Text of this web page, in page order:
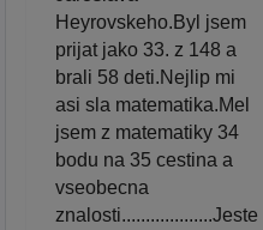
Heyrovskeho.Byl jsem
prijat jako 33. z 148 a
brali 58 deti.Nejlip mi
asi sla matematika.Mel
jsem z matematiky 34
bodu na 35 cestina a
vseobecna
znalosti...................Jeste